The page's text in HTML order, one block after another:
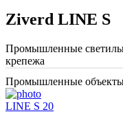
Ziverd LINE S
Промышленные
крепежа
Промышленные
LINE S 20